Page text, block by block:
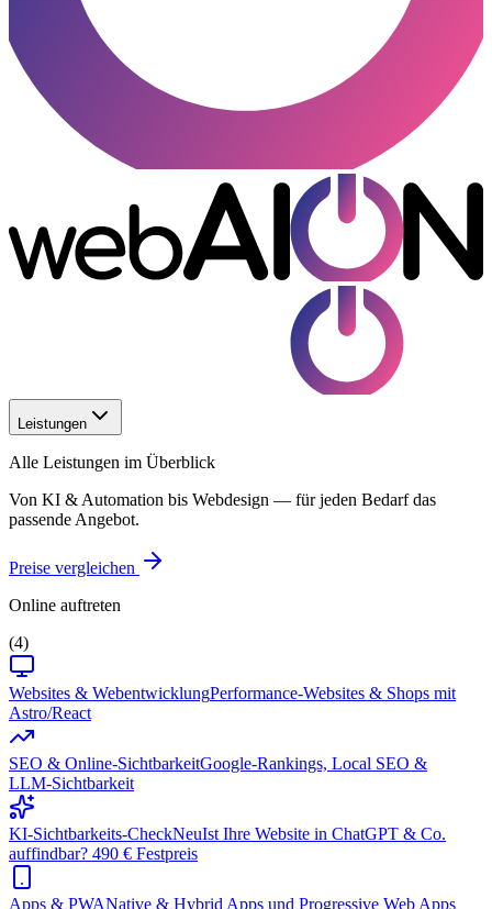
Leistungen
Alle Leistungen im Überblick
Von KI & Automation bis Webdesign — für jeden Bedarf das
passende Angebot.
Preise vergleichen
Online auftreten
(4)
Websites & WebentwicklungPerformance-Websites & Shops mit
Astro/React
SEO & Online-SichtbarkeitGoogle-Rankings, Local SEO &
LLM-Sichtbarkeit
KI-Sichtbarkeits-CheckNeuIst Ihre Website in ChatGPT & Co.
auffindbar? 490 € Festpreis
Apps & PWANative & Hybrid Apps und Progressive Web Apps